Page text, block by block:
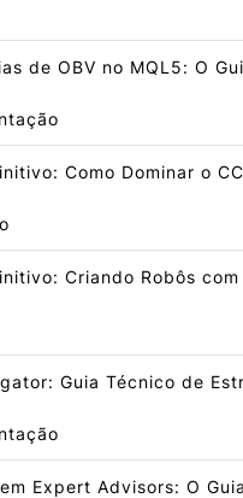
de OBV no MQL5: O
Como Dominar o
Criando Robôs
Guia Técnico de
Expert Advisors: O